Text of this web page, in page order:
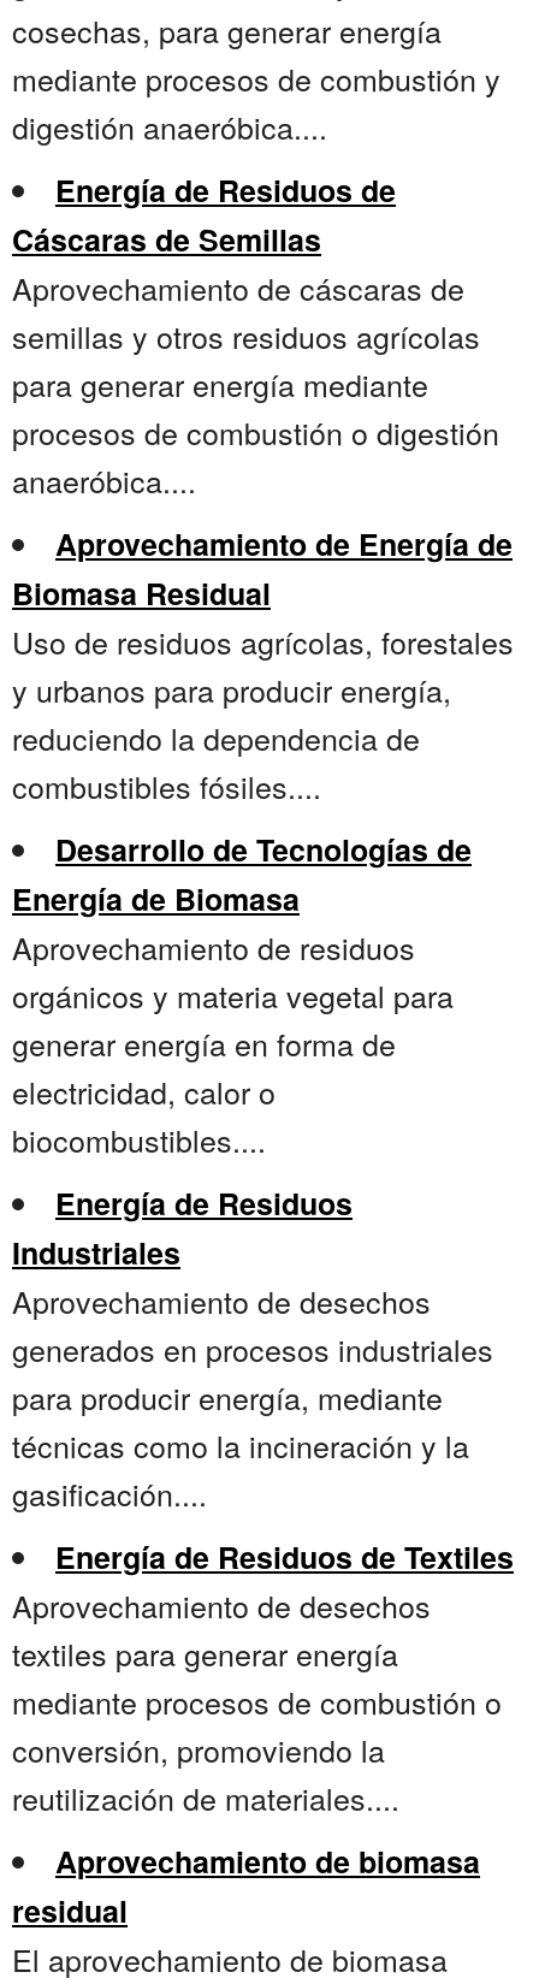
cosechas, para generar energía
mediante procesos de combustión y
digestión anaeróbica....
Energía de Residuos de
Cáscaras de Semillas
Aprovechamiento de cáscaras de
semillas y otros residuos agrícolas
para generar energía mediante
procesos de combustión o digestión
anaeróbica....
Aprovechamiento de Energía de
Biomasa Residual
Uso de residuos agrícolas, forestales
y urbanos para producir energía,
reduciendo la dependencia de
combustibles fósiles....
Desarrollo de Tecnologías de
Energía de Biomasa
Aprovechamiento de residuos
orgánicos y materia vegetal para
generar energía en forma de
electricidad, calor o
biocombustibles....
Energía de Residuos
Industriales
Aprovechamiento de desechos
generados en procesos industriales
para producir energía, mediante
técnicas como la incineración y la
gasificación....
Energía de Residuos de Textiles
Aprovechamiento de desechos
textiles para generar energía
mediante procesos de combustión o
conversión, promoviendo la
reutilización de materiales....
Aprovechamiento de biomasa
residual
El aprovechamiento de biomasa